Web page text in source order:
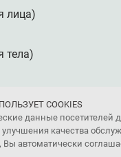
лица)
тела)
COOKIES
данные посетителей
улучшения качества
Вы автоматически